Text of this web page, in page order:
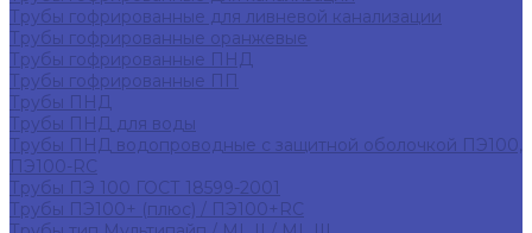
Трубы гофрированные для ливневой канализации
Трубы гофрированные оранжевые
Трубы гофрированные ПНД
Трубы гофрированные ПП
Трубы ПНД
Трубы ПНД для воды
Трубы ПНД водопроводные с защитной оболочкой ПЭ100,
ПЭ100-RC
Трубы ПЭ 100 ГОСТ 18599-2001
Трубы ПЭ100+ (плюс) / ПЭ100+RC